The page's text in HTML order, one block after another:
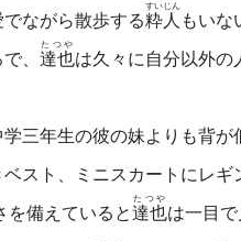
でながら散歩する粋人
すいじん
もいな
、 達也
たつや
は久々に自分以外の
三年生の彼の妹よりも背
スト、ミニスカートにレギ
を備えていると達也
たつや
は一目で